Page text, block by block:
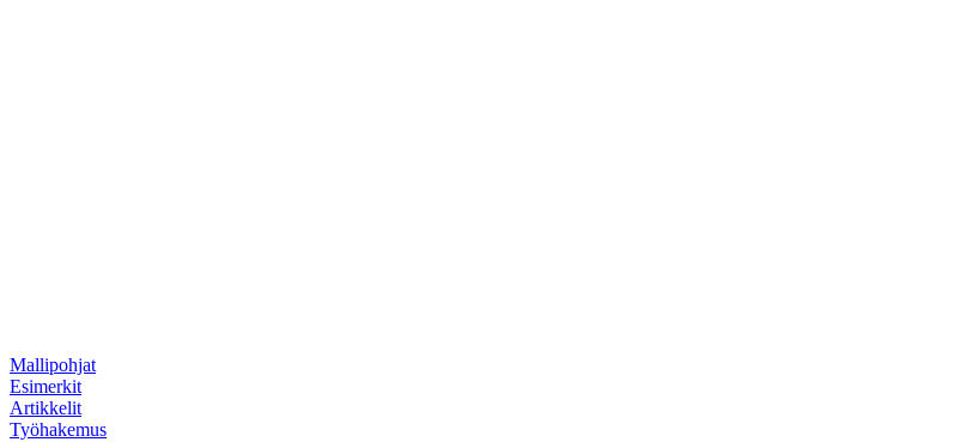
Mallipohjat
Esimerkit
Artikkelit
Työhakemus